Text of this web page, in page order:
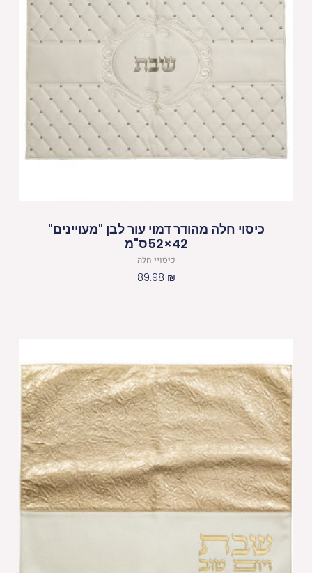
כיסוי חלה מהודר דמוי עור לבן "מעויינים"
42×52ס"מ
כיסויי חלה
89.98 ₪